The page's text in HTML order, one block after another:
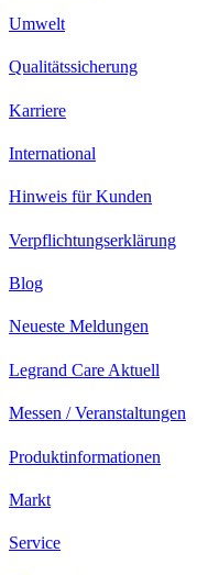
Umwelt
Qualitätssicherung
Karriere
International
Hinweis für Kunden
Verpflichtungserklärung
Blog
Neueste Meldungen
Legrand Care Aktuell
Messen / Veranstaltungen
Produktinformationen
Markt
Service